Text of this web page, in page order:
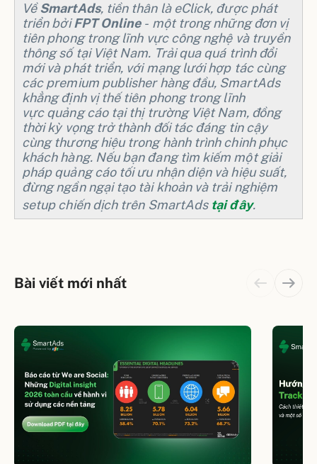
VềSmartAds, tiền thân là eClick, được phát
triển bởiFPT Online- một trong những đơn vị
tiên phong trong lĩnh vực công nghệ và truyền
thông số tại Việt Nam. Trải qua quá trình đổi
mới và phát triển, với mạng lưới hợp tác cùng
các premium publisher hàng đầu, SmartAds
khẳng định vị thế tiên phong trong lĩnh
vực quảng cáo tại thị trường Việt Nam, đồng
thời kỳ vọng trở thành đối tác đáng tin cậy
cùng thương hiệu trong hành trình chinh phục
khách hàng. Nếu bạn đang tìm kiếm một giải
pháp quảng cáo tối ưu nhận diện và hiệu suất,
đừng ngần ngại tạo tài khoản và trải nghiệm
setup chiến dịch trên SmartAds tại đây.
Bài viết mới nhất